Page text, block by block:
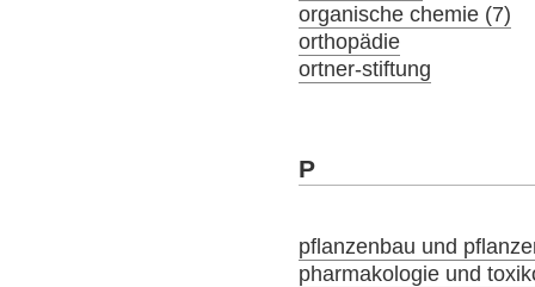
organische chemie (7)
orthopädie
ortner-stiftung
P
pflanzenbau und
pharmakologie und